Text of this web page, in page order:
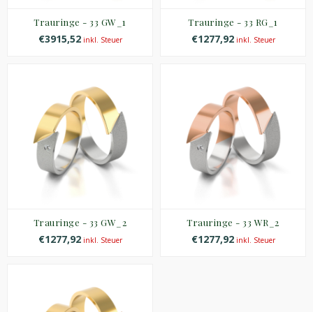
Trauringe - 33 GW_1
€3915,52inkl. Steuer
Trauringe - 33 RG_1
€1277,92inkl. Steuer
Trauringe - 33 GW_2
€1277,92inkl. Steuer
Trauringe - 33 WR_2
€1277,92inkl. Steuer